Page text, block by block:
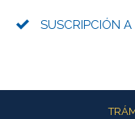
SUSCRIPCIÓN
Más